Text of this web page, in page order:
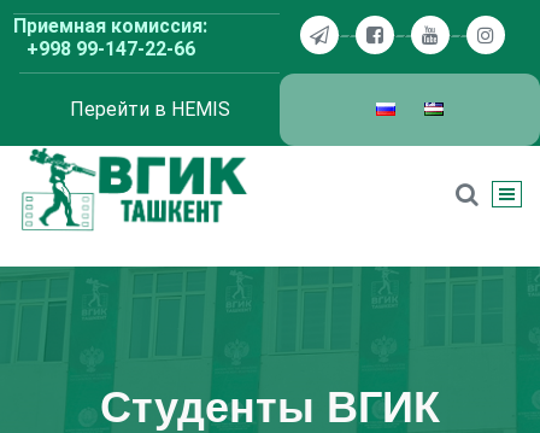
Перейти
содержимому
Приемная комиссия:
+998 99-147-22-66
Перейти в HEMIS
Студенты ВГИК